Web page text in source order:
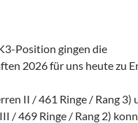
Position gingen die
2026 für uns heute zu
II / 461 Ringe / Rang 3)
/ 469 Ringe / Rang 2)